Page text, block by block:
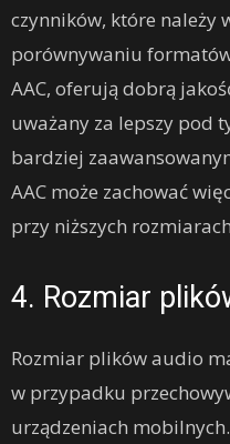
czynników, które należy
porównywaniu
AAC, oferują dobrą
uważany za lepszy pod
bardziej
AAC może zachować
przy niższych
4. Rozmiar
Rozmiar plików audio
w przypadku
urządzeniach